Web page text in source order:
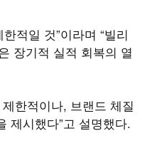
적일 것”이라며 “빌리
장기적 실적 회복의 열
한적이나, 브랜드 체질
제시했다”고 설명했다.